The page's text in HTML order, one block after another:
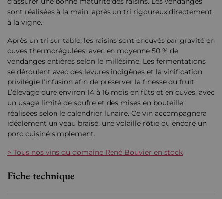
sont réalisées à la main, après un tri rigoureux directement
à la vigne.
Après un tri sur table, les raisins sont encuvés par gravité en
cuves thermorégulées, avec en moyenne 50 % de
vendanges entières selon le millésime. Les fermentations
se déroulent avec des levures indigènes et la vinification
privilégie l’infusion afin de préserver la finesse du fruit.
L’élevage dure environ 14 à 16 mois en fûts et en cuves, avec
un usage limité de soufre et des mises en bouteille
réalisées selon le calendrier lunaire. Ce vin accompagnera
idéalement un veau braisé, une volaille rôtie ou encore un
porc cuisiné simplement.
> Tous nos vins du domaine René Bouvier en stock
Fiche technique